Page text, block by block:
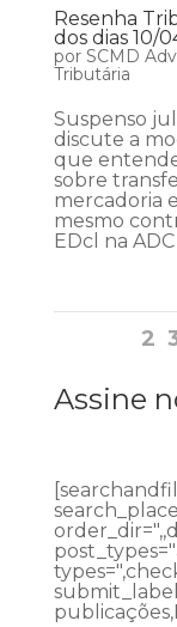
Resenha
dos dias 10/
por SCMD
Tributária
Suspenso
discute a
que
sobre
mercadoria
mesmo
EDcl na
2
Assine